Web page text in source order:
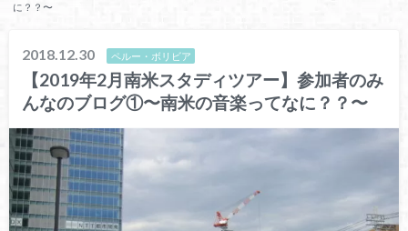
に？？〜
2018.12.30 ペルー・ボリビア
【2019年2月南米スタディツアー】参加者のみ
んなのブログ①〜南米の音楽ってなに？？〜